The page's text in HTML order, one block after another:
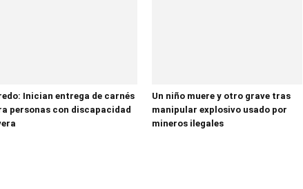
Inician entrega de carnés
personas con discapacidad
Un niño muere y otro grave tras
manipular explosivo usado por
mineros ilegales